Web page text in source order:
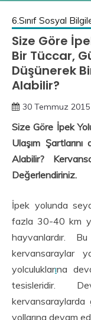
6.Sınıf Sosyal
Size Göre
Bir Tüccar,
Düşünerek
Alabilir?
30 Temmuz 2015
Size Göre İpek
Ulaşım
Alabilir?
Değerlendiriniz.
İpek yolunda
fazla 30-40 km
hayvanlardır.
kervansaraylar
yolculuklarına
tesisleridir.
yollarına devam